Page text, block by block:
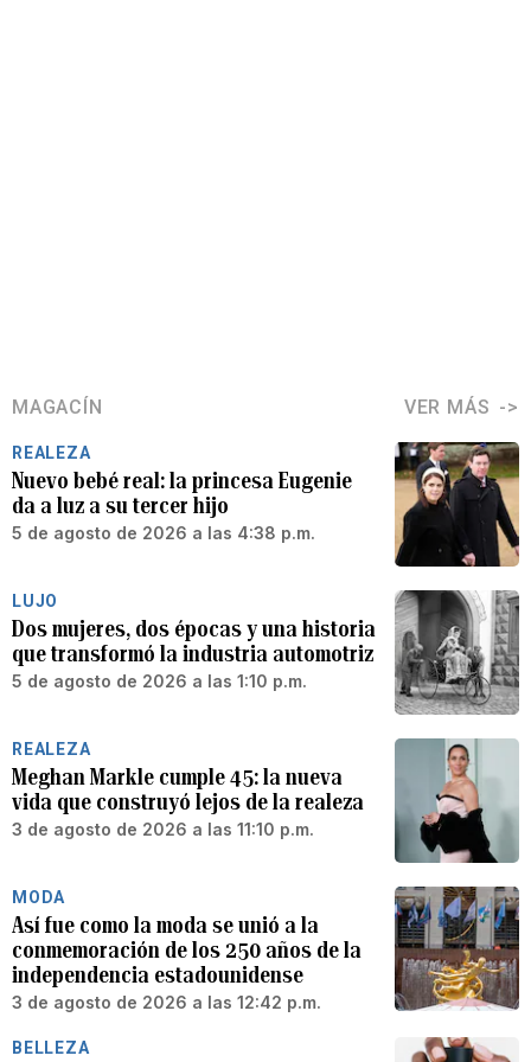
MAGACÍN VER MÁS
REALEZA
Nuevo bebé real: la princesa Eugenie
da a luz a su tercer hijo
5 de agosto de 2026 a las 4:38 p.m.
LUJO
Dos mujeres, dos épocas y una historia
que transformó la industria automotriz
5 de agosto de 2026 a las 1:10 p.m.
REALEZA
Meghan Markle cumple 45: la nueva
vida que construyó lejos de la realeza
3 de agosto de 2026 a las 11:10 p.m.
MODA
Así fue como la moda se unió a la
conmemoración de los 250 años de la
independencia estadounidense
3 de agosto de 2026 a las 12:42 p.m.
BELLEZA